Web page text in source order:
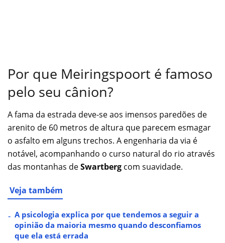
Por que Meiringspoort é famoso
pelo seu cânion?
A fama da estrada deve-se aos imensos paredões de
arenito de 60 metros de altura que parecem esmagar
o asfalto em alguns trechos. A engenharia da via é
notável, acompanhando o curso natural do rio através
das montanhas deSwartberg com suavidade.
Veja também
A psicologia explica por que tendemos a seguir a
opinião da maioria mesmo quando desconfiamos
que ela está errada